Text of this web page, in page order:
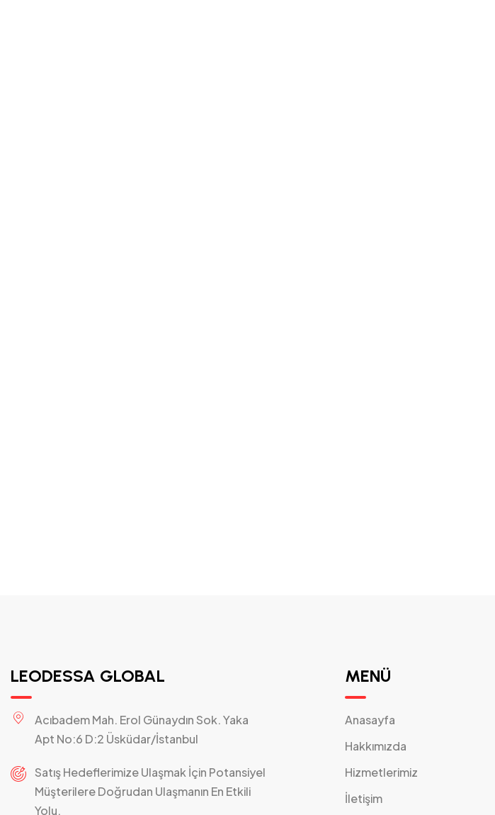
LEODESSA GLOBAL
Acıbadem Mah. Erol Günaydın Sok. Yaka
Apt No:6 D:2 Üsküdar/İstanbul
Satış Hedeflerimize Ulaşmak İçin Potansiyel
Müşterilere Doğrudan Ulaşmanın En Etkili
Yolu.
MENÜ
Anasayfa
Hakkımızda
Hizmetlerimiz
İletişim